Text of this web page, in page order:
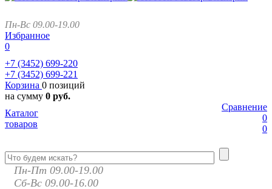
Пн-Вс 09.00-19.00
Избранное
0
+7 (3452) 699-220
+7 (3452) 699-221
Корзина 0 позиций
на сумму 0 руб.
Сравнение
0
0
Каталог
товаров
Пн-Пт 09.00-19.00
Сб-Вс 09.00-16.00